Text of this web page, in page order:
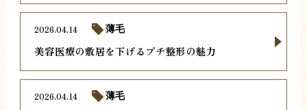
美容医療の敷居を下げるプチ整形の魅力
2026.04.14 薄毛
2026.04.14 薄毛